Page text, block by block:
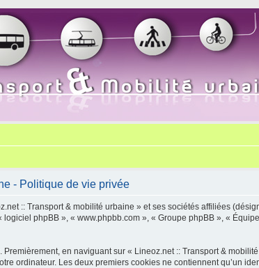
- Politique de vie privée
:: Transport & mobilité urbaine » et ses sociétés affiliées
phpBB », « www.phpbb.com », « Groupe phpBB », «
en naviguant sur « Lineoz.net :: Transport &
ordinateur. Les deux premiers cookies ne contiennent qu’un